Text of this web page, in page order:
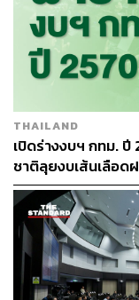
ซึ่ง 5 ข้อนี้เป็นโจท
ในการตรวจการบ้
สอบผ่านผู้นำ
คอร์รัปชันระดับ
ตลอดระยะเวลากา
เข้ามาอัปเดตความ
และถือเป็นความส
คอร์รัปชันโดยตัวผู้
บุคลากรระดับบน
THAILAND
เปิดร่างงบฯ กทม. ปี
ชาติลุยงบเส้นเลือด
ยุทธศาสตร์พัฒนาเ